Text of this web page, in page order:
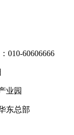
010-60606666
业园
东总部